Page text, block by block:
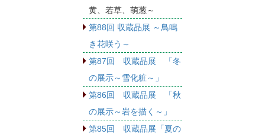
黄、若草、萌葱～
第88回 収蔵品展 ～鳥鳴
き花咲う～
第87回 収蔵品展 「冬
の展示～雪化粧～」
第86回 収蔵品展 「秋
の展示～岩を描く～」
第85回 収蔵品展「夏の